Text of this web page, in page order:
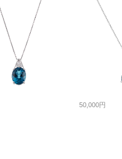
50,000円